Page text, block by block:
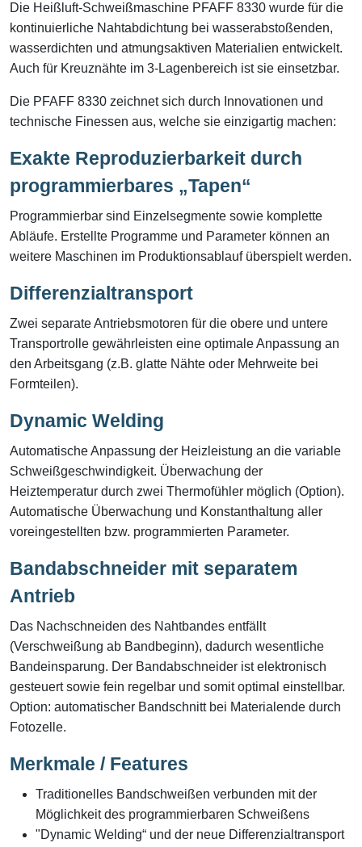
Die Heißluft-Schweißmaschine PFAFF 8330 wurde für die
kontinuierliche Nahtabdichtung bei wasserabstoßenden,
wasserdichten und atmungsaktiven Materialien entwickelt.
Auch für Kreuznähte im 3-Lagenbereich ist sie einsetzbar.
Die PFAFF 8330 zeichnet sich durch Innovationen und
technische Finessen aus, welche sie einzigartig machen:
Exakte Reproduzierbarkeit durch
programmierbares „Tapen“
Programmierbar sind Einzelsegmente sowie komplette
Abläufe. Erstellte Programme und Parameter können an
weitere Maschinen im Produktionsablauf überspielt werden.
Differenzialtransport
Zwei separate Antriebsmotoren für die obere und untere
Transportrolle gewährleisten eine optimale Anpassung an
den Arbeitsgang (z.B. glatte Nähte oder Mehrweite bei
Formteilen).
Dynamic Welding
Automatische Anpassung der Heizleistung an die variable
Schweißgeschwindigkeit. Überwachung der
Heiztemperatur durch zwei Thermofühler möglich (Option).
Automatische Überwachung und Konstanthaltung aller
voreingestellten bzw. programmierten Parameter.
Bandabschneider mit separatem
Antrieb
Das Nachschneiden des Nahtbandes entfällt
(Verschweißung ab Bandbeginn), dadurch wesentliche
Bandeinsparung. Der Bandabschneider ist elektronisch
gesteuert sowie fein regelbar und somit optimal einstellbar.
Option: automatischer Bandschnitt bei Materialende durch
Fotozelle.
Merkmale / Features
Traditionelles Bandschweißen verbunden mit der
Möglichkeit des programmierbaren Schweißens
"Dynamic Welding“ und der neue Differenzialtransport